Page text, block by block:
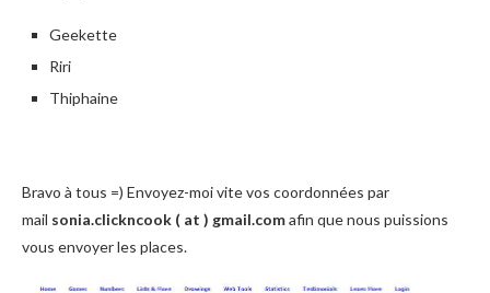
Geekette
Riri
Thiphaine
Bravo à tous =) Envoyez-moi vite vos coordonnées par
mail sonia.clickncook ( at ) gmail.comafin que nous puissions
vous envoyer les places.